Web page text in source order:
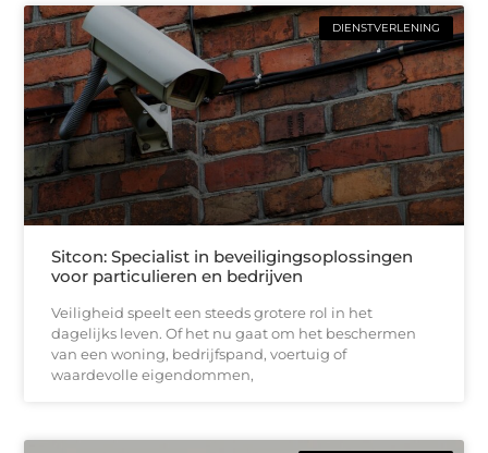
DIENSTVERLENING
Sitcon: Specialist in beveiligingsoplossingen
voor particulieren en bedrijven
Veiligheid speelt een steeds grotere rol in het
dagelijks leven. Of het nu gaat om het beschermen
van een woning, bedrijfspand, voertuig of
waardevolle eigendommen,